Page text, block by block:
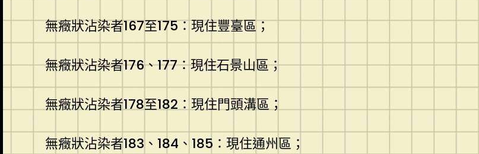
無癥狀沾染者167至175：現住豐臺區；
無癥狀沾染者176、177：現住石景山區；
無癥狀沾染者178至182：現住門頭溝區；
無癥狀沾染者183、184、185：現住通州區；